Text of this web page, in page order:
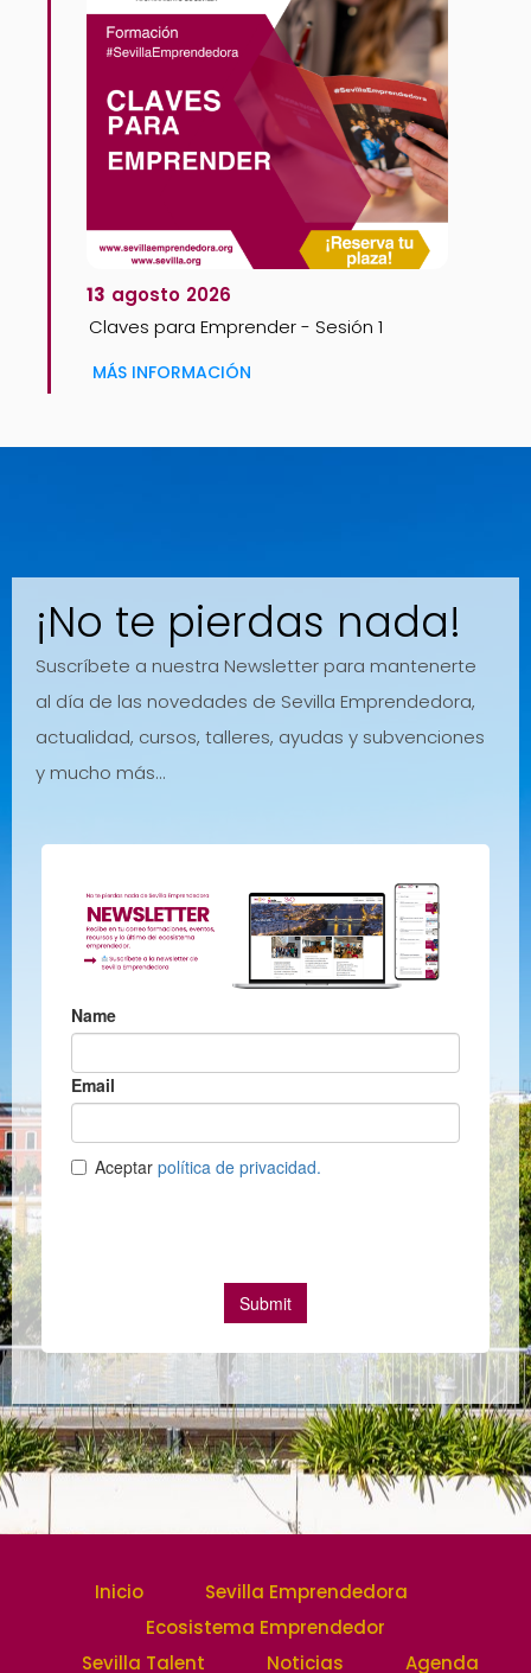
13 agosto 2026
Claves para Emprender - Sesión 1
MÁS INFORMACIÓN
¡No te pierdas nada!
Suscríbete a nuestra Newsletter para mantenerte
al día de las novedades de Sevilla Emprendedora,
actualidad, cursos, talleres, ayudas y subvenciones
y mucho más…
Inicio
Sevilla Emprendedora
Ecosistema Emprendedor
Sevilla Talent
Noticias Agenda